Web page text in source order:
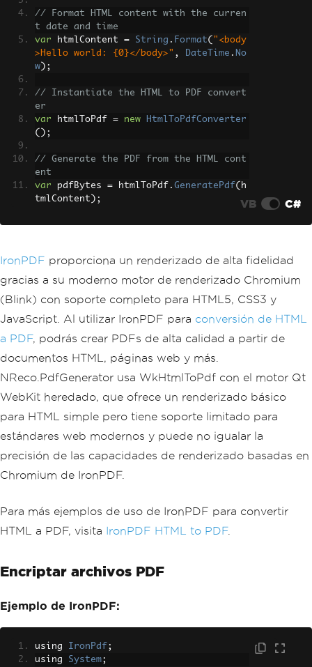
myAdvancedPdf. SaveAs
"html-with-asset
s.pdf"
// Format HTML content with the curren
t date and time
var htmlContent = String . Format( "<body
>Hello world: {0}</body>" , DateTime . No
w );
// Instantiate the HTML to PDF convert
er
var htmlToPdf = new
HtmlToPdfConverter
();
// Generate the PDF from the HTML cont
ent
var pdfBytes = htmlToPdf . GeneratePdf( h
tmlContent ); VB C#
IronPDF proporciona un renderizado de alta fidelidad
gracias a su moderno motor de renderizado Chromium
(Blink) con soporte completo para HTML5, CSS3 y
JavaScript. Al utilizar IronPDF para conversión de HTML
a PDF, podrás crear PDFs de alta calidad a partir de
documentos HTML, páginas web y más.
NReco.PdfGenerator usa WkHtmlToPdf con el motor Qt
WebKit heredado, que ofrece un renderizado básico
para HTML simple pero tiene soporte limitado para
estándares web modernos y puede no igualar la
precisión de las capacidades de renderizado basadas en
Chromium de IronPDF.
Para más ejemplos de uso de IronPDF para convertir
HTML a PDF, visita IronPDF HTML to PDF.
Encriptar archivos PDF
Ejemplo de IronPDF:
using IronPdf ;
using System;